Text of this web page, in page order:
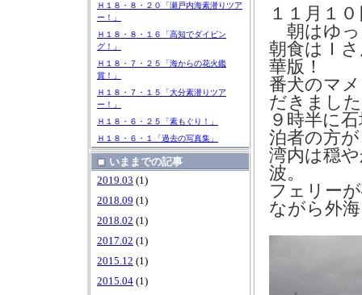
Ｈ１８・８・２０「瀬戸内海素潜りツア
ー！」
Ｈ１８・８・１６「高知でダイビン
グ！」
Ｈ１８・７・２５「海からの花火鑑
賞！」
Ｈ１８・７・１５「大分素潜りツア
ー！」
Ｈ１８・６・２５「素もぐり！」
Ｈ１８・６・１「過去の写真集」
いままでの記事
2019.03 (1)
2018.09 (1)
2018.02 (1)
2017.02 (1)
2015.12 (1)
2015.04 (1)
１１月１
朝はゆっ
朝食はＩ
華版！
番犬のマ
だきまし
９時半に
泊者の方
湾内は穏
波。
フェリー
ながら外